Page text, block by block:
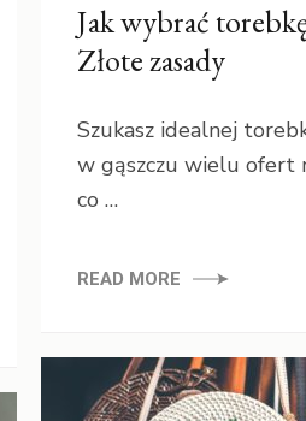
Jak wybrać
Złote zasady
Szukasz idealnej
w gąszczu wielu ofert
co …
READ MORE